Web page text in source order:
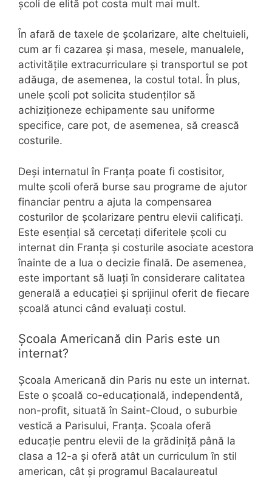
școli de elită pot costa mult mai mult.
În afară de taxele de școlarizare, alte cheltuieli,
cum ar fi cazarea și masa, mesele, manualele,
activitățile extracurriculare și transportul se pot
adăuga, de asemenea, la costul total. În plus,
unele școli pot solicita studenților să
achiziționeze echipamente sau uniforme
specifice, care pot, de asemenea, să crească
costurile.
Deși internatul în Franța poate fi costisitor,
multe școli oferă burse sau programe de ajutor
financiar pentru a ajuta la compensarea
costurilor de școlarizare pentru elevii calificați.
Este esențial să cercetați diferitele școli cu
internat din Franța și costurile asociate acestora
înainte de a lua o decizie finală. De asemenea,
este important să luați în considerare calitatea
generală a educației și sprijinul oferit de fiecare
școală atunci când evaluați costul.
Școala Americană din Paris este un
internat?
Școala Americană din Paris nu este un internat.
Este o școală co-educațională, independentă,
non-profit, situată în Saint-Cloud, o suburbie
vestică a Parisului, Franța. Școala oferă
educație pentru elevii de la grădiniță până la
clasa a 12-a și oferă atât un curriculum în stil
american, cât și programul Bacalaureatul